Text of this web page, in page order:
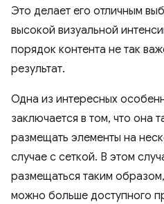
Это делает его отличным
высокой визуальной
порядок контента не так
результат.
Одна из интересных
заключается в том, что она
размещать элементы на
случае с сеткой. В этом
размещаться таким
можно больше доступного